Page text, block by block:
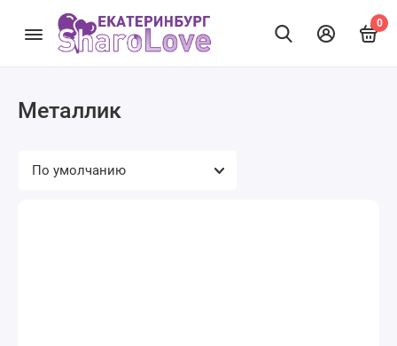
0
Металлик